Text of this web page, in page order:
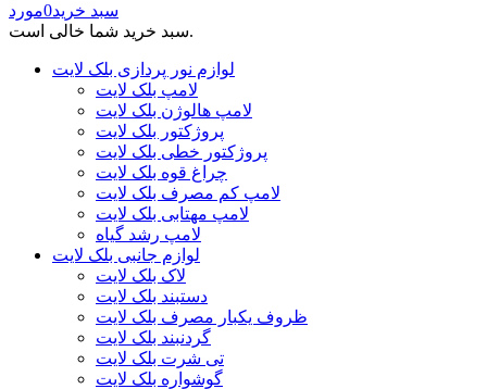
سبد خرید0مورد
سبد خرید شما خالی است.
لوازم نور پردازی بلک لایت
لامپ بلک لایت
لامپ هالوژن بلک لایت
پروژکتور بلک لایت
پروژکتور خطی بلک لایت
چراغ قوه بلک لایت
لامپ کم مصرف بلک لایت
لامپ مهتابی بلک لایت
لامپ رشد گیاه
لوازم جانبی بلک لایت
لاک بلک لایت
دستبند بلک لایت
ظروف یکبار مصرف بلک لایت
گردنبند بلک لایت
تی شرت بلک لایت
گوشواره بلک لایت